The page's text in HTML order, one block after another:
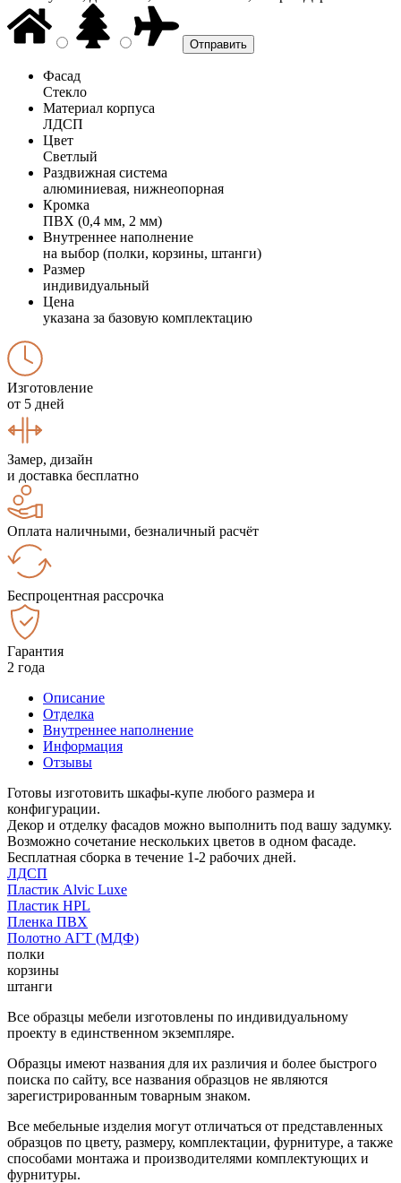
Фасад
Стекло
Материал корпуса
ЛДСП
Цвет
Светлый
Раздвижная система
алюминиевая, нижнеопорная
Кромка
ПВХ (0,4 мм, 2 мм)
Внутреннее наполнение
на выбор (полки, корзины, штанги)
Размер
индивидуальный
Цена
указана за базовую комплектацию
Изготовление
от 5 дней
Замер, дизайн
и доставка бесплатно
Оплата наличными, безналичный расчёт
Беспроцентная рассрочка
Гарантия
2 года
Описание
Отделка
Внутреннее наполнение
Информация
Отзывы
Готовы изготовить шкафы-купе любого размера и
конфигурации.
Декор и отделку фасадов можно выполнить под вашу задумку.
Возможно сочетание нескольких цветов в одном фасаде.
Бесплатная сборка в течение 1-2 рабочих дней.
ЛДСП
Пластик Alvic Luxe
Пластик HPL
Пленка ПВХ
Полотно АГТ (МДФ)
полки
корзины
штанги
Все образцы мебели изготовлены по индивидуальному
проекту в единственном экземпляре.
Образцы имеют названия для их различия и более быстрого
поиска по сайту, все названия образцов не являются
зарегистрированным товарным знаком.
Все мебельные изделия могут отличаться от представленных
образцов по цвету, размеру, комплектации, фурнитуре, а также
способами монтажа и производителями комплектующих и
фурнитуры.